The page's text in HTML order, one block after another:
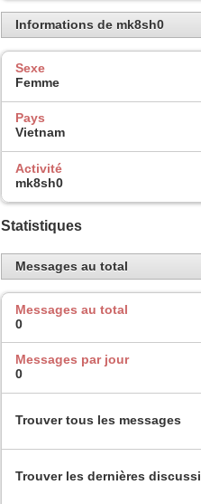
Informations de mk8sh0
Sexe
Femme
Pays
Vietnam
Activité
mk8sh0
Statistiques
Messages au total
Messages au total
0
Messages par jour
0
Trouver tous les messages
Trouver les dernières